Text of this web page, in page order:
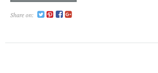
Share on: